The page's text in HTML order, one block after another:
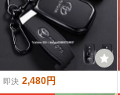
即決 2,480円